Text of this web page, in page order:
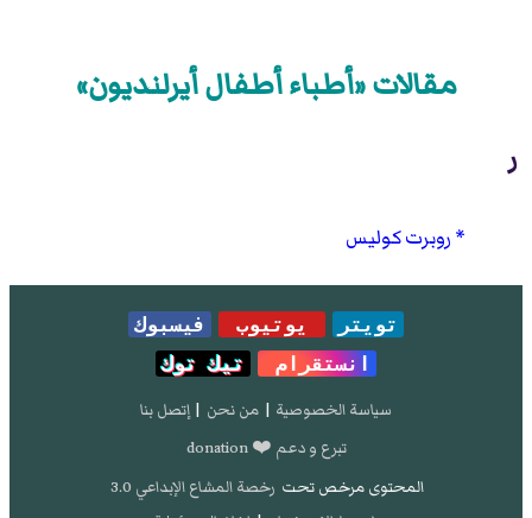
مقالات «أطباء أطفال أيرلنديون»
ر
روبرت كوليس
تويتر يوتيوب
فيسبوك
انستقرام
تيك توك
سياسة الخصوصية | من نحن | إتصل بنا
تبرع و دعم ❤️ donation
المحتوى مرخص تحت رخصة المشاع الإبداعي 3.0